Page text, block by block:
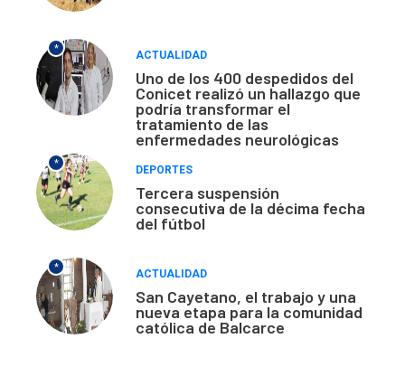
*
ACTUALIDAD
Uno de los 400 despedidos del
Conicet realizó un hallazgo que
podría transformar el
tratamiento de las
enfermedades neurológicas
*
DEPORTES
Tercera suspensión
consecutiva de la décima fecha
del fútbol
*
ACTUALIDAD
San Cayetano, el trabajo y una
nueva etapa para la comunidad
católica de Balcarce